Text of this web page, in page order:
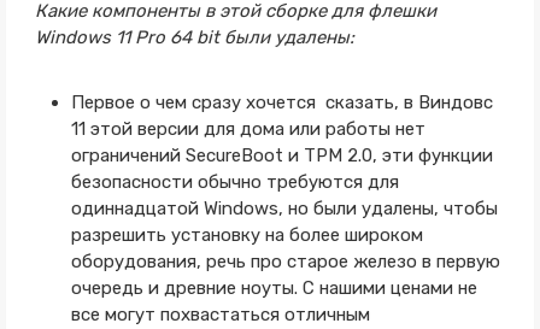
Какие компоненты в этой сборке для флешки
Windows 11 Pro 64 bit были удалены:
Первое о чем сразу хочется сказать, в Виндовс
11 этой версии для дома или работы нет
ограничений SecureBoot и TPM 2.0, эти функции
безопасности обычно требуются для
одиннадцатой Windows, но были удалены, чтобы
разрешить установку на более широком
оборудования, речь про старое железо в первую
очередь и древние ноуты. С нашими ценами не
все могут похвастаться отличным